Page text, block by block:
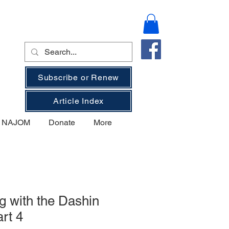
Subscribe or Renew
Article Index
Donate More
with the Dashin
4